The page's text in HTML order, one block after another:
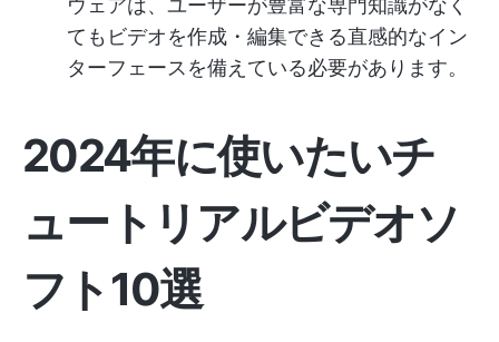
ウェアは、ユーザーが豊富な専門知識がなく
てもビデオを作成・編集できる直感的なイン
ターフェースを備えている必要があります。
2024年に使いたいチ
ュートリアルビデオソ
フト10選